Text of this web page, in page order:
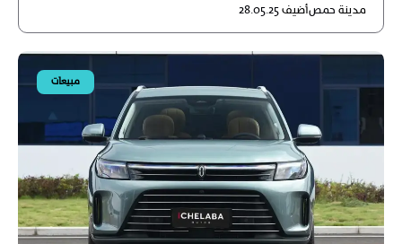
مدينة حمصأضيف 28.05.25
مبيعات